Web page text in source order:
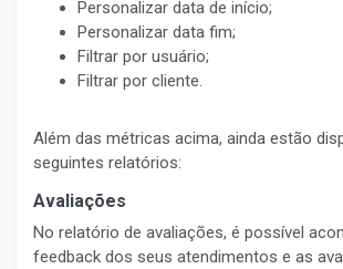
Personalizar data de início;
Personalizar data fim;
Filtrar por usuário;
Filtrar por cliente.
Além das métricas acima, ainda estão
seguintes relatórios:
Avaliações
No relatório de avaliações, é possível
feedback dos seus atendimentos e as